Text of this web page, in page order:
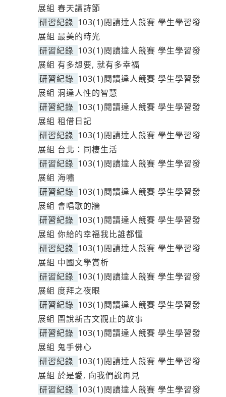
展組 春天讀詩節
研習紀錄 103(1)閱讀達人競賽 學生學習發
展組 最美的時光
研習紀錄 103(1)閱讀達人競賽 學生學習發
展組 有多想要, 就有多幸福
研習紀錄 103(1)閱讀達人競賽 學生學習發
展組 洞達人性的智慧
研習紀錄 103(1)閱讀達人競賽 學生學習發
展組 租借日記
研習紀錄 103(1)閱讀達人競賽 學生學習發
展組 台北：同棲生活
研習紀錄 103(1)閱讀達人競賽 學生學習發
展組 海嘯
研習紀錄 103(1)閱讀達人競賽 學生學習發
展組 會唱歌的牆
研習紀錄 103(1)閱讀達人競賽 學生學習發
展組 你給的幸福我比誰都懂
研習紀錄 103(1)閱讀達人競賽 學生學習發
展組 中國文學賞析
研習紀錄 103(1)閱讀達人競賽 學生學習發
展組 度拜之夜眼
研習紀錄 103(1)閱讀達人競賽 學生學習發
展組 圖說新古文觀止的故事
研習紀錄 103(1)閱讀達人競賽 學生學習發
展組 鬼手佛心
研習紀錄 103(1)閱讀達人競賽 學生學習發
展組 於是愛, 向我們說再見
研習紀錄 103(1)閱讀達人競賽 學生學習發